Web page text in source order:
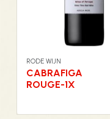
RODE WIJN
CABRAFIGA
ROUGE-1X